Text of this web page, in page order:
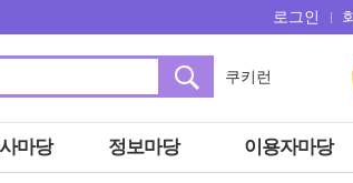
로그인
쿠키런
히가시노게이고
마당 정보마당 이용자마당